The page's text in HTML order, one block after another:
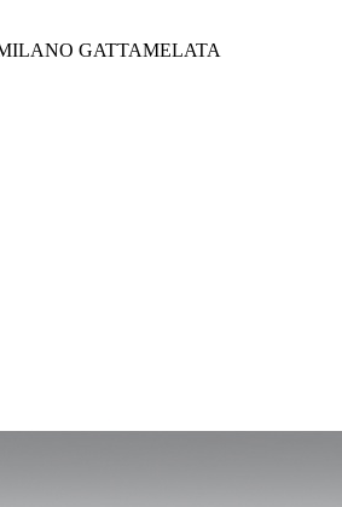
GATTAMELATA